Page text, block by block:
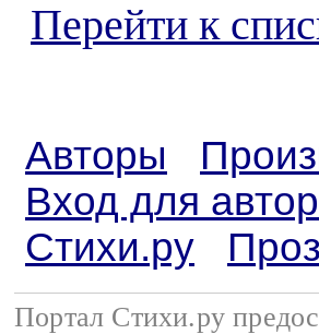
Перейти к
Авторы
Вход для
Стихи.ру
Портал Стихи.ру